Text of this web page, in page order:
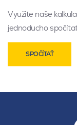
Využite naše
jednoducho
SPOČÍTAŤ